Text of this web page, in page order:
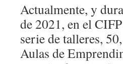
Actualmente, y
de 2021, en el
serie de talleres,
Aulas de